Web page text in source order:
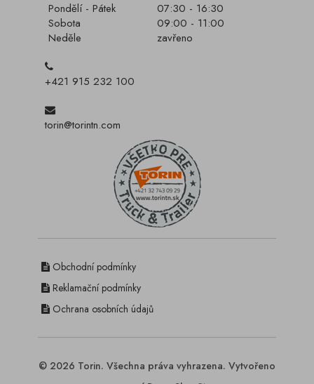
Pondělí - Pátek
07:30 - 16:30
Sobota
09:00 - 11:00
Neděle
zavřeno
+421 915 232 100
torin@torintn.com
Obchodní podmínky
Reklamační podmínky
Ochrana osobních údajů
© 2026 Torin. Všechna práva vyhrazena. Vytvořeno